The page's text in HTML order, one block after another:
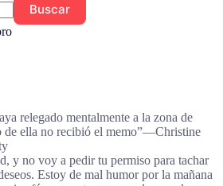
Buscar
relegado mentalmente a la zona de
de ella no recibió el memo”―Christine
y no voy a pedir tu permiso para tachar
Estoy de mal humor por la mañana